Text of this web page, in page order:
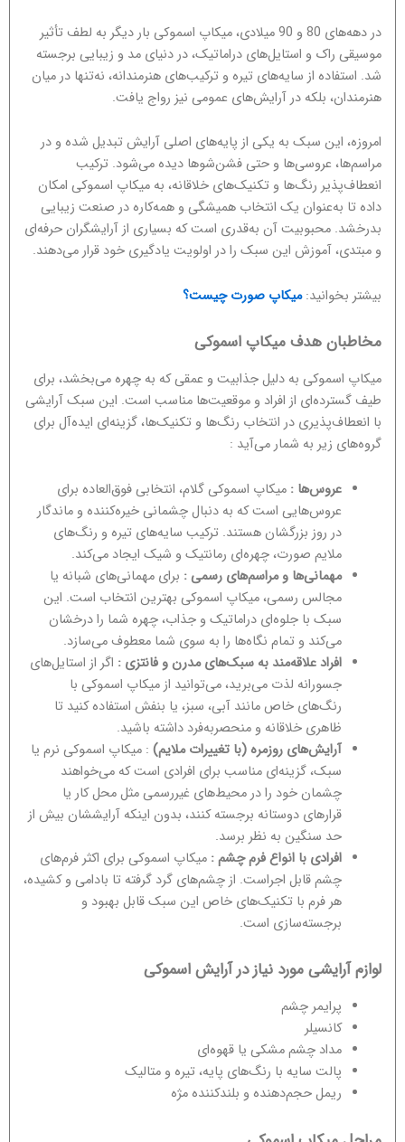
در دهه‌های 80 و 90 میلادی، میکاپ اسموکی بار دیگر به لطف تأثیر
موسیقی راک و استایل‌های دراماتیک، در دنیای مد و زیبایی برجسته
شد. استفاده از سایه‌های تیره و ترکیب‌های هنرمندانه، نه‌تنها در میان
هنرمندان، بلکه در آرایش‌های عمومی نیز رواج یافت.
امروزه، این سبک به یکی از پایه‌های اصلی آرایش تبدیل شده و در
مراسم‌ها، عروسی‌ها و حتی فشن‌شوها دیده می‌شود. ترکیب
انعطاف‌پذیر رنگ‌ها و تکنیک‌های خلاقانه، به میکاپ اسموکی امکان
داده تا به‌عنوان یک انتخاب همیشگی و همه‌کاره در صنعت زیبایی
بدرخشد. محبوبیت آن به‌قدری است که بسیاری از آرایشگران حرفه‌ای
و مبتدی، آموزش این سبک را در اولویت یادگیری خود قرار می‌دهند.
بیشتر بخوانید:میکاپ صورت چیست؟
مخاطبان هدف میکاپ اسموکی
میکاپ اسموکی به دلیل جذابیت و عمقی که به چهره می‌بخشد، برای
طیف گسترده‌ای از افراد و موقعیت‌ها مناسب است. این سبک آرایشی
با انعطاف‌پذیری در انتخاب رنگ‌ها و تکنیک‌ها، گزینه‌ای ایده‌آل برای
گروه‌های زیر به شمار می‌آید :
عروس‌ها : میکاپ اسموکی گلام، انتخابی فوق‌العاده برای
عروس‌هایی است که به دنبال چشمانی خیره‌کننده و ماندگار
در روز بزرگشان هستند. ترکیب سایه‌های تیره و رنگ‌های
ملایم صورت، چهره‌ای رمانتیک و شیک ایجاد می‌کند.
مهمانی‌ها و مراسم‌های رسمی : برای مهمانی‌های شبانه یا
مجالس رسمی، میکاپ اسموکی بهترین انتخاب است. این
سبک با جلوه‌ای دراماتیک و جذاب، چهره شما را درخشان
می‌کند و تمام نگاه‌ها را به سوی شما معطوف می‌سازد.
افراد علاقه‌مند به سبک‌های مدرن و فانتزی : اگر از استایل‌های
جسورانه لذت می‌برید، می‌توانید از میکاپ اسموکی با
رنگ‌های خاص مانند آبی، سبز، یا بنفش استفاده کنید تا
ظاهری خلاقانه و منحصربه‌فرد داشته باشید.
آرایش‌های روزمره (با تغییرات ملایم): میکاپ اسموکی نرم یا
سبک، گزینه‌ای مناسب برای افرادی است که می‌خواهند
چشمان خود را در محیط‌های غیررسمی مثل محل کار یا
قرارهای دوستانه برجسته کنند، بدون اینکه آرایششان بیش از
حد سنگین به نظر برسد.
افرادی با انواع فرم چشم : میکاپ اسموکی برای اکثر فرم‌های
چشم قابل اجراست. از چشم‌های گرد گرفته تا بادامی و کشیده،
هر فرم با تکنیک‌های خاص این سبک قابل بهبود و
برجسته‌سازی است.
لوازم آرایشی مورد نیاز در آرایش اسموکی
پرایمر چشم
کانسیلر
مداد چشم مشکی یا قهوه‌ای
پالت سایه با رنگ‌های پایه، تیره و متالیک
ریمل حجم‌دهنده و بلندکننده مژه